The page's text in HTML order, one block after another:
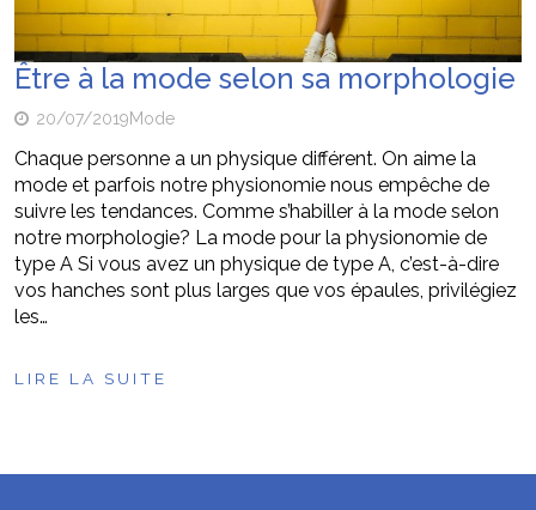
Être à la mode selon sa morphologie
20/07/2019Mode
Chaque personne a un physique différent. On aime la
mode et parfois notre physionomie nous empêche de
suivre les tendances. Comme s’habiller à la mode selon
notre morphologie? La mode pour la physionomie de
type A Si vous avez un physique de type A, c’est-à-dire
vos hanches sont plus larges que vos épaules, privilégiez
les…
LIRE LA SUITE